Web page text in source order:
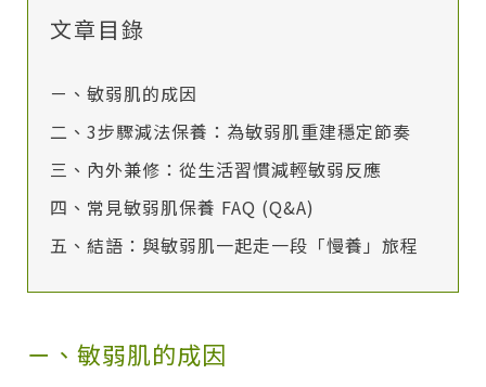
文章目錄
ㄧ、敏弱肌的成因
二、3步驟減法保養：為敏弱肌重建穩定節奏
三、內外兼修：從生活習慣減輕敏弱反應
四、常見敏弱肌保養 FAQ (Q&A)
五、結語：與敏弱肌一起走一段「慢養」旅程
ㄧ、敏弱肌的成因